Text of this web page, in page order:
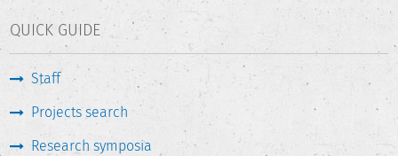
QUICK GUIDE
Staff
Projects search
Research symposia